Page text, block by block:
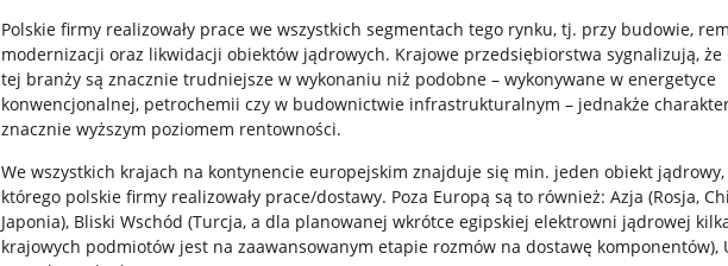
Polskie firmy realizowały prace we wszystkich segmentach tego rynku, tj. przy budowie,
modernizacji oraz likwidacji obiektów jądrowych. Krajowe przedsiębiorstwa sygnalizują, że
tej branży są znacznie trudniejsze w wykonaniu niż podobne – wykonywane w energetyce
konwencjonalnej, petrochemii czy w budownictwie infrastrukturalnym – jednakże
znacznie wyższym poziomem rentowności.
We wszystkich krajach na kontynencie europejskim znajduje się min. jeden obiekt
którego polskie firmy realizowały prace/dostawy. Poza Europą są to również: Azja (Rosja,
Japonia), Bliski Wschód (Turcja, a dla planowanej wkrótce egipskiej elektrowni jądrowej
krajowych podmiotów jest na zaawansowanym etapie rozmów na dostawę komponentów),